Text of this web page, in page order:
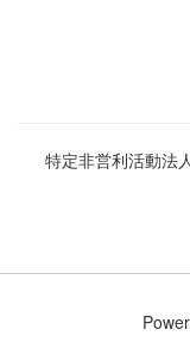
特定非営利活動法